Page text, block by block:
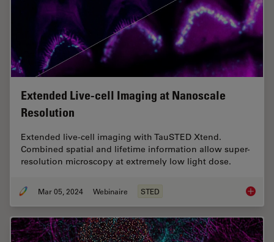
Extended Live-cell Imaging at Nanoscale
Resolution
Extended live-cell imaging with TauSTED Xtend.
Combined spatial and lifetime information allow super-
resolution microscopy at extremely low light dose.
Mar 05, 2024 Webinaire STED